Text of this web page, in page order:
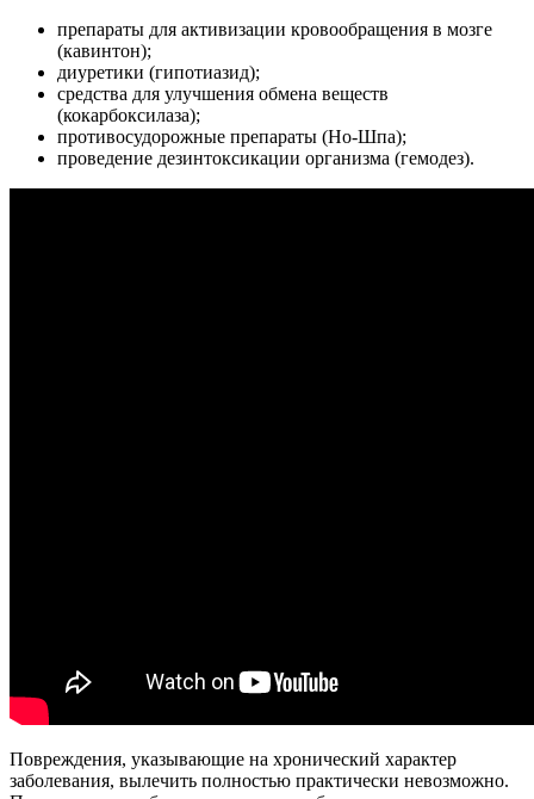
препараты для активизации кровообращения в мозге
(кавинтон);
диуретики (гипотиазид);
средства для улучшения обмена веществ
(кокарбоксилаза);
противосудорожные препараты (Но-Шпа);
проведение дезинтоксикации организма (гемодез).
Повреждения, указывающие на хронический характер
заболевания, вылечить полностью практически невозможно.